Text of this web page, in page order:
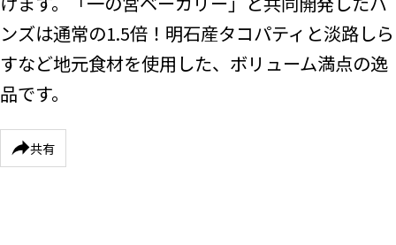
ンズは通常の1.5倍！明石産タコパティと淡路しら
すなど地元食材を使用した、ボリューム満点の逸
品です。
共有